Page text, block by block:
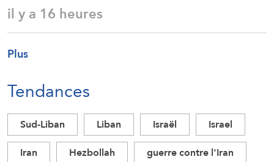
il y a 16 heures
Plus
Tendances
Sud-Liban Liban Israël
Israel
Iran
Hezbollah
guerre contre l'Iran